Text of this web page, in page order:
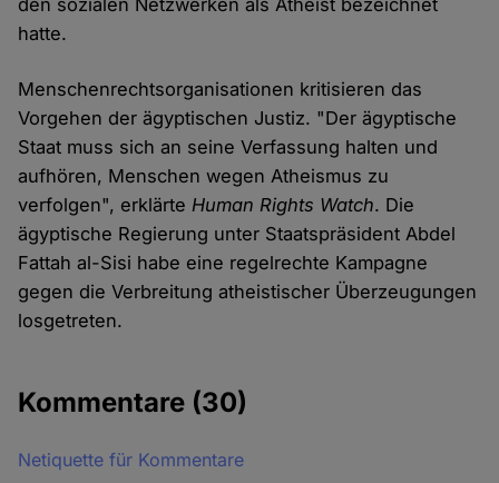
den sozialen Netzwerken als Atheist bezeichnet
hatte.
Menschenrechtsorganisationen kritisieren das
Vorgehen der ägyptischen Justiz. "Der ägyptische
Staat muss sich an seine Verfassung halten und
aufhören, Menschen wegen Atheismus zu
verfolgen", erklärteHuman Rights Watch. Die
ägyptische Regierung unter Staatspräsident Abdel
Fattah al-Sisi habe eine regelrechte Kampagne
gegen die Verbreitung atheistischer Überzeugungen
losgetreten.
Kommentare (30)
Netiquette für Kommentare